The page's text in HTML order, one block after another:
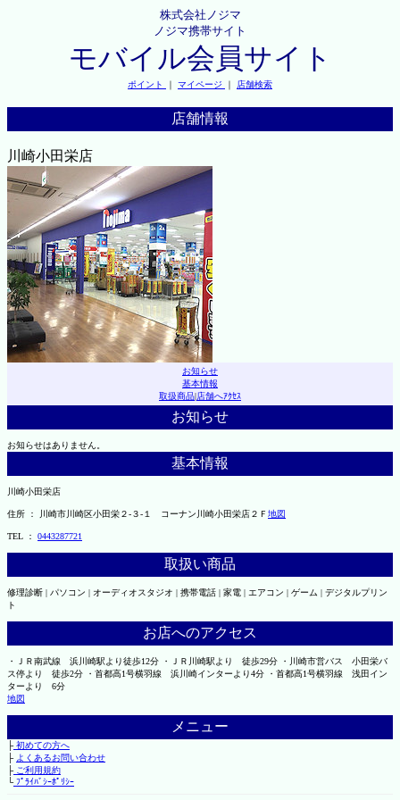
株式会社ノジマ
ノジマ携帯サイト
モバイル会員サイト
ポイント ｜ マイページ ｜ 店舗検索
店舗情報
川崎小田栄店
お知らせ
基本情報
取扱商品|店舗へｱｸｾｽ
お知らせ
お知らせはありません。
基本情報
川崎小田栄店
住所 ： 川崎市川崎区小田栄２‐３‐１ コーナン川崎小田栄店２Ｆ 地図
TEL ： 0443287721
取扱い商品
修理診断 | パソコン | オーディオスタジオ | 携帯電話 | 家電 | エアコン | ゲーム | デジタルプリン
ト
お店へのアクセス
・ＪＲ南武線 浜川崎駅より徒歩12分 ・ＪＲ川崎駅より 徒歩29分 ・川崎市営バス 小田栄バ
ス停より 徒歩2分 ・首都高1号横羽線 浜川崎インターより4分 ・首都高1号横羽線 浅田イン
ターより 6分
地図
メニュー
├初めての方へ
├ よくあるお問い合わせ
├ご利用規約
└ﾌﾟﾗｲﾊﾞｼｰﾎﾟﾘｼｰ